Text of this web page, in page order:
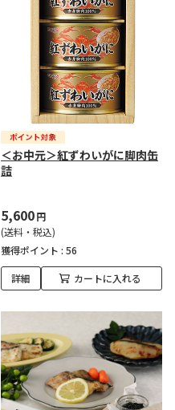
＜お中元＞紅ずわいがに脚肉缶
詰
5,600円
(送料・税込)
獲得ポイント : 56
詳細 カートに入れる